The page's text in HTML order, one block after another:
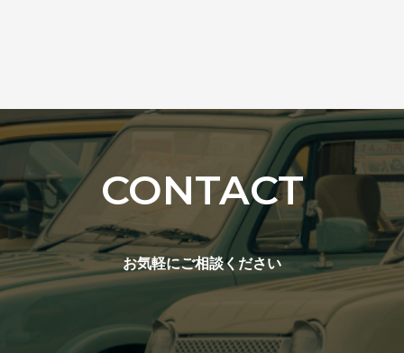
CONTACT
お気軽にご相談ください